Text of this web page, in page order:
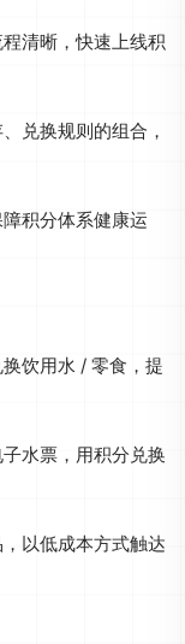
清晰，快速上线积
兑换规则的组合，
积分体系健康运
饮用水 / 零食，提
水票，用积分兑换
以低成本方式触达